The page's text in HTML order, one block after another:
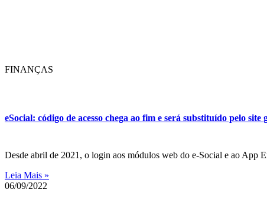
FINANÇAS​
eSocial: código de acesso chega ao fim e será substituído pelo site
Desde abril de 2021, o login aos módulos web do e-Social e ao App
Leia Mais »
06/09/2022